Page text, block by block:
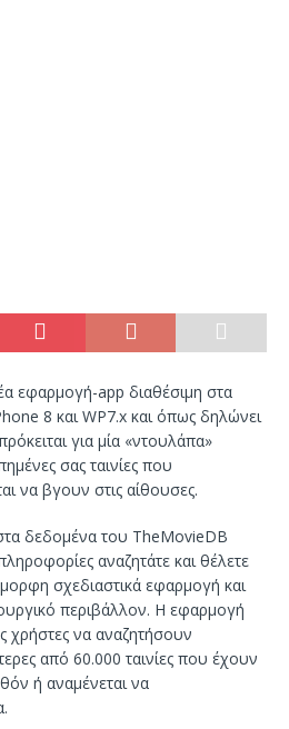
εφαρμογή-app διαθέσιμη στα
8 και WP7.x και όπως δηλώνει
για μία «ντουλάπα»
σας ταινίες που
να βγουν στις αίθουσες.
δεδομένα του TheMovieDB
αναζητάτε και θέλετε
σχεδιαστικά εφαρμογή και
περιβάλλον. Η εφαρμογή
χρήστες να αναζητήσουν
από 60.000 ταινίες που έχουν
ή αναμένεται να